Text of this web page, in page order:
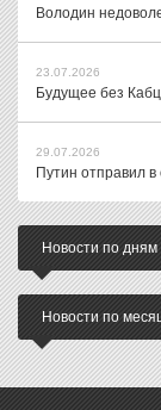
Володин
23.07.2026
Будущее без
29.07.2026
Путин отправил в
Новости по дням
Новости по